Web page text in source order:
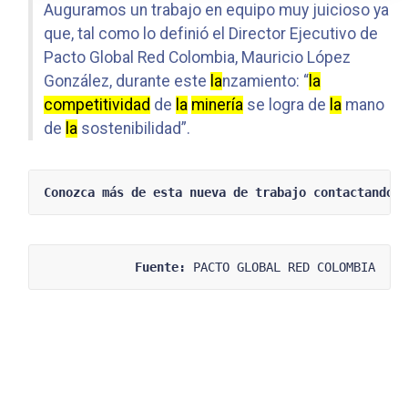
Auguramos un trabajo en equipo muy juicioso ya
que, tal como lo definió el Director Ejecutivo de
Pacto Global Red Colombia, Mauricio López
González, durante este lanzamiento: “ la
competitividad de la minería se logra de la mano
de la sostenibilidad”.
Conozca más de esta nueva de trabajo contactando
Fuente: PACTO GLOBAL RED COLOMBIA